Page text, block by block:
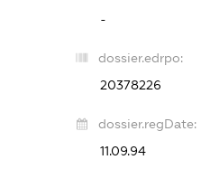
-
dossier.edrpo:
20378226
dossier.regDate:
11.09.94